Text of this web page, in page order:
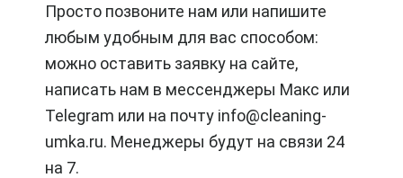
Просто позвоните нам или напишите
любым удобным для вас способом:
можно оставить заявку на сайте,
написать нам в мессенджеры Макс или
Telegram или на почту info@cleaning-
umka.ru. Менеджеры будут на связи 24
на 7.